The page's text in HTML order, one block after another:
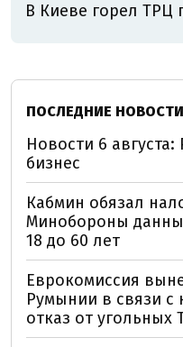
В Киеве горел ТРЦ
ПОСЛЕДНИЕ НОВОСТИ
Новости 6
бизнес
Кабмин обязал
Минобороны
18 до 60 лет
Еврокомиссия
Румынии в связи с
отказ от угольных